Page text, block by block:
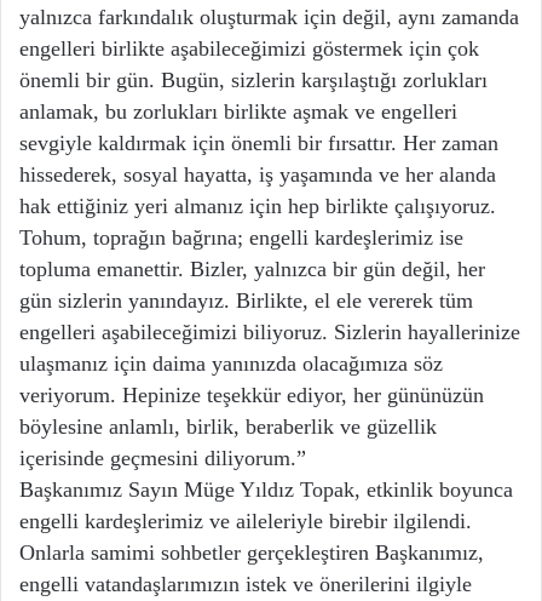
yalnızca farkındalık oluşturmak için değil, aynı zamanda
engelleri birlikte aşabileceğimizi göstermek için çok
önemli bir gün. Bugün, sizlerin karşılaştığı zorlukları
anlamak, bu zorlukları birlikte aşmak ve engelleri
sevgiyle kaldırmak için önemli bir fırsattır. Her zaman
hissederek, sosyal hayatta, iş yaşamında ve her alanda
hak ettiğiniz yeri almanız için hep birlikte çalışıyoruz.
Tohum, toprağın bağrına; engelli kardeşlerimiz ise
topluma emanettir. Bizler, yalnızca bir gün değil, her
gün sizlerin yanındayız. Birlikte, el ele vererek tüm
engelleri aşabileceğimizi biliyoruz. Sizlerin hayallerinize
ulaşmanız için daima yanınızda olacağımıza söz
veriyorum. Hepinize teşekkür ediyor, her gününüzün
böylesine anlamlı, birlik, beraberlik ve güzellik
içerisinde geçmesini diliyorum.”
Başkanımız Sayın Müge Yıldız Topak, etkinlik boyunca
engelli kardeşlerimiz ve aileleriyle birebir ilgilendi.
Onlarla samimi sohbetler gerçekleştiren Başkanımız,
engelli vatandaşlarımızın istek ve önerilerini ilgiyle